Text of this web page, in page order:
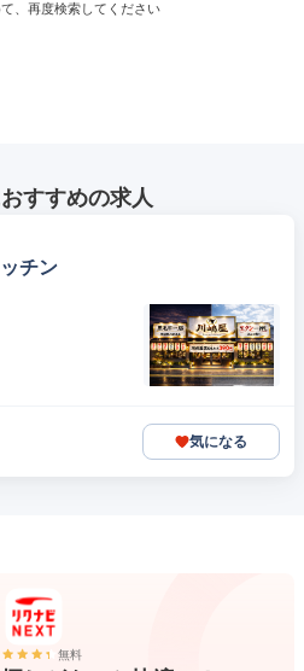
、再度検索してください
すすめの求人
チン
気になる
無料